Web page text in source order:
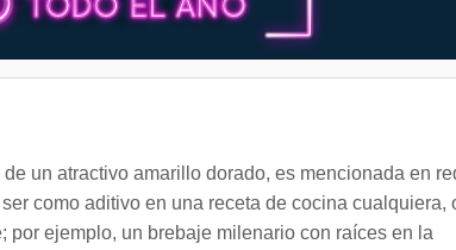
un atractivo amarillo dorado, es mencionada en
como aditivo en una receta de cocina cualquiera,
ejemplo, un brebaje milenario con raíces en la